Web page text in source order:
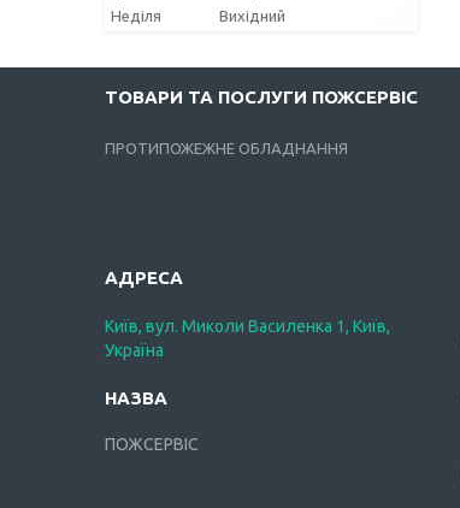
Неділя
Вихідний
ТОВАРИ ТА ПОСЛУГИ ПОЖСЕРВІС
ПРОТИПОЖЕЖНЕ ОБЛАДНАННЯ
Київ, вул. Миколи Василенка 1, Київ,
Україна
ПОЖСЕРВІС